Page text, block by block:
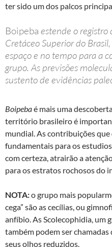
ter sido um dos palcos
Boipeba estende o registro
Cretáceo Superior do
espaço e no tempo para a
grupo. As previsões
sustento de evidências
Boipebaé mais uma
território brasileiro é
mundial. As contribuições
fundamentais para os
com certeza, atrairão a
para os estratos rochosos do
NOTA:o grupo mais
cega” são as cecílias, ou
anfíbio. As Scolecophidia, um
também podem ser chamadas
seus olhos reduzidos.